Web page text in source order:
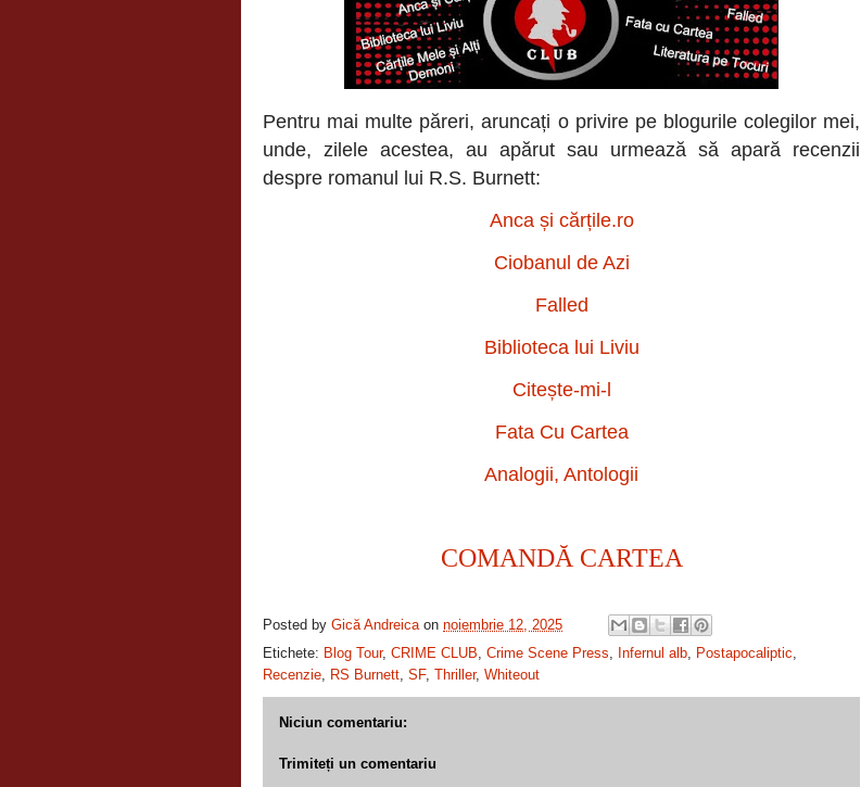
Pentru mai multe păreri, aruncați o privire pe blogurile colegilor mei,
unde, zilele acestea, au apărut sau urmează să apară recenzii
despre romanul lui R.S. Burnett:
Anca și cărțile.ro
Ciobanul de Azi
Falled
Biblioteca lui Liviu
Citește-mi-l
Fata Cu Cartea
Analogii, Antologii
COMANDĂ CARTEA
Posted by Gică Andreica on noiembrie 12, 2025
Etichete: Blog Tour, CRIME CLUB, Crime Scene Press, Infernul alb, Postapocaliptic,
Recenzie, RS Burnett, SF, Thriller, Whiteout
Niciun comentariu:
Trimiteți un comentariu